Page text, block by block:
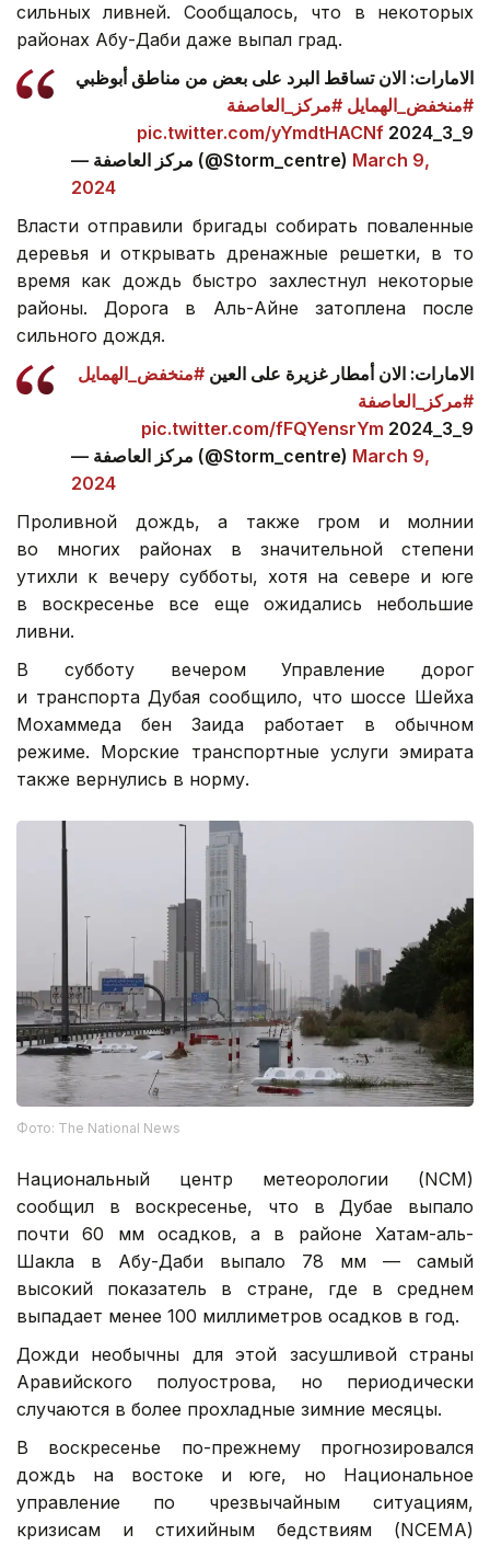
сильных ливней. Сообщалось, что в некоторых
районах Абу-Даби даже выпал град.
الامارات: الان تساقط البرد على بعض من مناطق أبوظبي
#منخفض_الهمايل #مركز_العاصفة
9_3_2024
pic.twitter.com/yYmdtHACNf
— مركز العاصفة (@Storm_centre) March 9,
2024
Власти отправили бригады собирать поваленные
деревья и открывать дренажные решетки, в то
время как дождь быстро захлестнул некоторые
районы. Дорога в Аль-Айне затоплена после
сильного дождя.
الامارات: الان أمطار غزيرة على العين #منخفض_الهمايل
#مركز_العاصفة
9_3_2024
pic.twitter.com/fFQYensrYm
— مركز العاصفة (@Storm_centre) March 9,
2024
Проливной дождь, а также гром и молнии
во многих районах в значительной степени
утихли к вечеру субботы, хотя на севере и юге
в воскресенье все еще ожидались небольшие
ливни.
В субботу вечером Управление дорог
и транспорта Дубая сообщило, что шоссе Шейха
Мохаммеда бен Заида работает в обычном
режиме. Морские транспортные услуги эмирата
также вернулись в норму.
Фото: The National News
Национальный центр метеорологии (NCM)
сообщил в воскресенье, что в Дубае выпало
почти 60 мм осадков, а в районе Хатам-аль-
Шакла в Абу-Даби выпало 78 мм — самый
высокий показатель в стране, где в среднем
выпадает менее 100 миллиметров осадков в год.
Дожди необычны для этой засушливой страны
Аравийского полуострова, но периодически
случаются в более прохладные зимние месяцы.
В воскресенье по-прежнему прогнозировался
дождь на востоке и юге, но Национальное
управление по чрезвычайным ситуациям,
кризисам и стихийным бедствиям (NCEMA)